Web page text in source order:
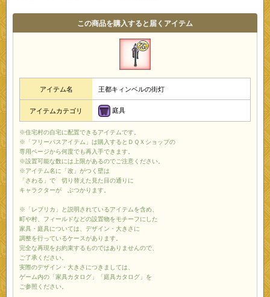
この商品を購入すると届くアイテム
アイテム名 王都キィンベルの街灯
アイテムカテゴリ 庭具
※住宅村の自宅に配置できるアイテムです。
※「フリーパスアイテム」は購入するとＤＱＸショップの
専用ページから何度でも再入手できます。
※設置可能な数には上限があるのでご注意ください。
※アイテム名に「改」がつく壁は
「さわる」で 切り替えた見た目の通りに
キャラクターが ぶつかります。
※「レプリカ」と説明されているアイテムを含め、
町や村、フィールドなどの設置物をモチーフにした
家具・庭具については、デザイン・大きさに
調整を行っているケースがあります。
完全な再現をお約束するものではありませんので、
ご了承ください。
実際のデザイン・大きさにつきましては、
ゲーム内の「家具カタログ」「庭具カタログ」を
ご参照ください。